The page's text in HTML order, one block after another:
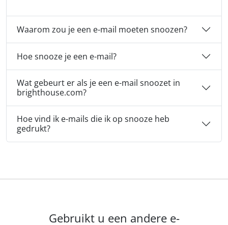
Waarom zou je een e-mail moeten snoozen?
Hoe snooze je een e-mail?
Wat gebeurt er als je een e-mail snoozet in
brighthouse.com?
Hoe vind ik e-mails die ik op snooze heb
gedrukt?
Gebruikt u een andere e-